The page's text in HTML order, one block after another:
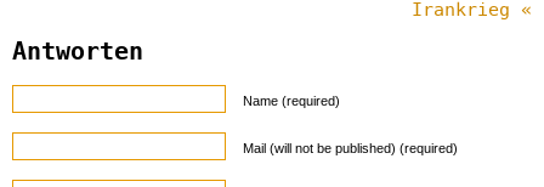
Irankrieg «
Antworten
Name (required)
Mail (will not be published) (required)